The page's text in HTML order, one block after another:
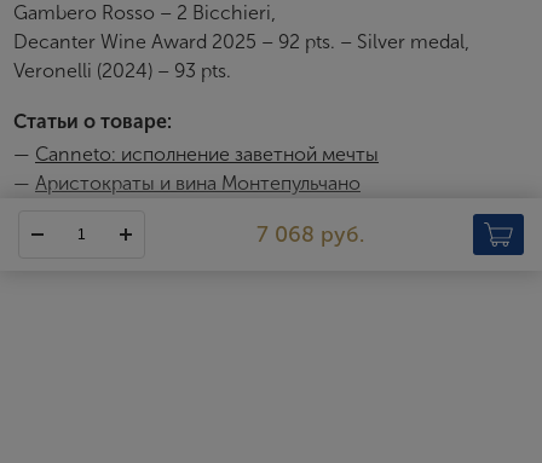
Gambero Rosso – 2 Bicchieri,
Decanter Wine Award 2025 – 92 pts. – Silver medal,
Veronelli (2024) – 93 pts.
Статьи о товаре:
— Canneto: исполнение заветной мечты
— Аристократы и вина Монтепульчано
7 068 руб.